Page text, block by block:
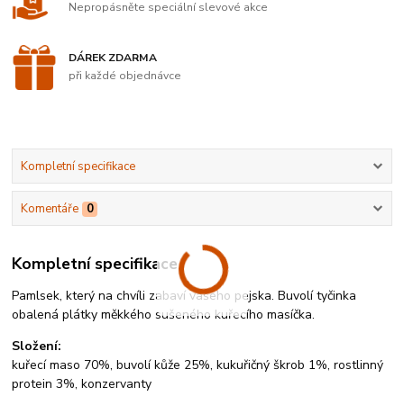
Nepropásněte speciální slevové akce
DÁREK ZDARMA
při každé objednávce
Kompletní specifikace
Komentáře 0
Kompletní specifikace
Pamlsek, který na chvíli zabaví vašeho pejska. Buvolí tyčinka
obalená plátky měkkého sušeného kuřecího masíčka.
Složení:
kuřecí maso 70%, buvolí kůže 25%, kukuřičný škrob 1%, rostlinný
protein 3%, konzervanty